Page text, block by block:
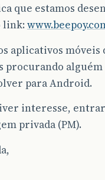
que estamos
link:
aplicativos móveis
procurando alguém
para Android.
interesse,
privada (PM).